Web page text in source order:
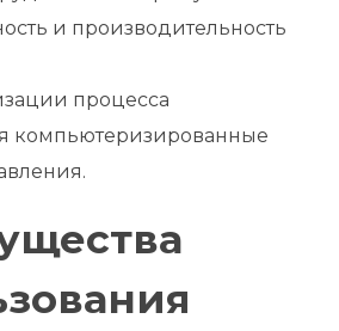
и производительность
процесса
компьютеризированные